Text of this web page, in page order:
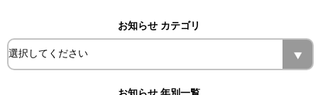
お知らせ カテゴリ
お知らせ 年別一覧